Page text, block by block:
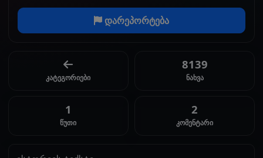
დარეპორტება
კატეგორიები
8139
ნახვა
1
წუთი
2
კომენტარი